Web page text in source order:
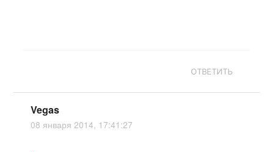
ОТВЕТИТЬ
Vegas
08 января 2014, 17:41:27